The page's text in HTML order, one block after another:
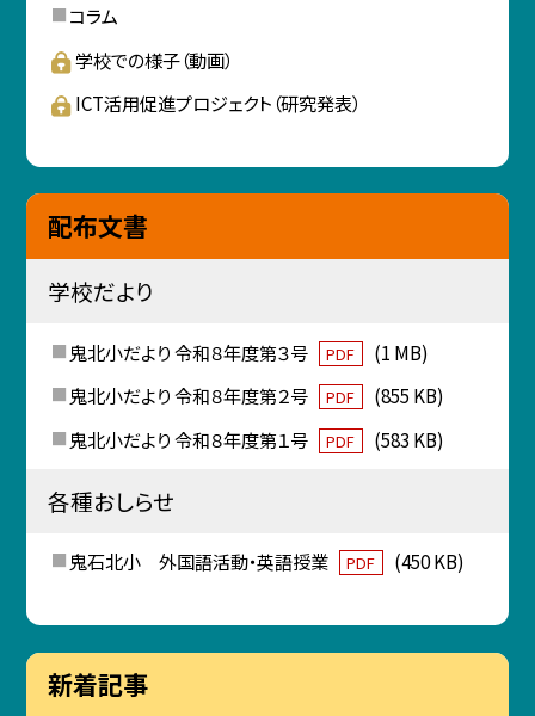
コラム
学校での様子（動画）
ICT活用促進プロジェクト（研究発表）
配布文書
学校だより
鬼北小だより 令和８年度第３号 PDF
(1 MB)
鬼北小だより 令和８年度第２号
PDF
(855 KB)
鬼北小だより 令和８年度第１号
PDF (583 KB)
各種おしらせ
鬼石北小 外国語活動・英語授業 PDF (450 KB)
新着記事